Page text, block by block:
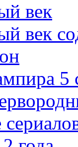
век
век
5